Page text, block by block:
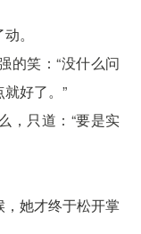
。
的笑：“没什么问
好了。”
，只道：“要是实
她才终于松开掌